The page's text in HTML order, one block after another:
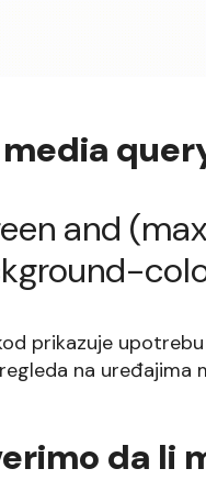
and
prikazuje
na uređajima
da li